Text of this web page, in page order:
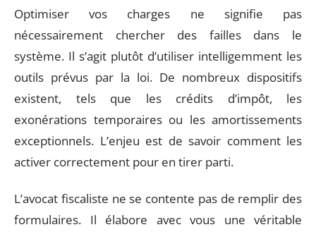
Optimiser vos charges ne signifie pas
nécessairement chercher des failles dans le
système. Il s’agit plutôt d’utiliser intelligemment les
outils prévus par la loi. De nombreux dispositifs
existent, tels que les crédits d’impôt, les
exonérations temporaires ou les amortissements
exceptionnels. L’enjeu est de savoir comment les
activer correctement pour en tirer parti.
L’avocat fiscaliste ne se contente pas de remplir des
formulaires. Il élabore avec vous une véritable